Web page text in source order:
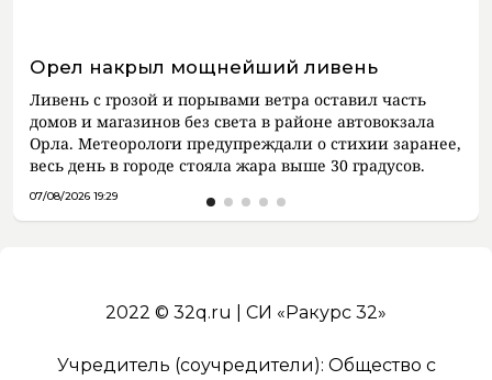
Орел накрыл мощнейший ливень
Ливень с грозой и порывами ветра оставил часть
домов и магазинов без света в районе автовокзала
Орла. Метеорологи предупреждали о стихии заранее,
весь день в городе стояла жара выше 30 градусов.
07/08/2026 19:29
2022 © 32q.ru | СИ «Ракурс 32»
Учредитель (соучредители): Общество с